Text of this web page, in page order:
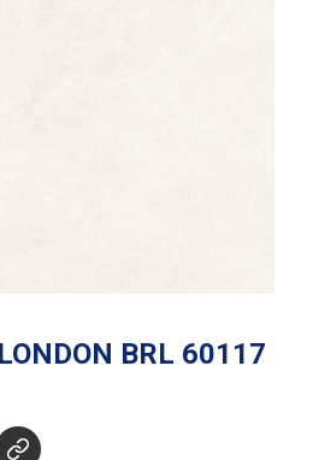
BRL 60117